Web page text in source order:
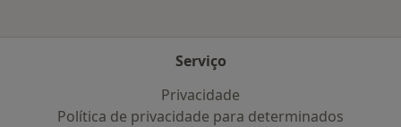
Serviço
Privacidade
Política de privacidade para determinados